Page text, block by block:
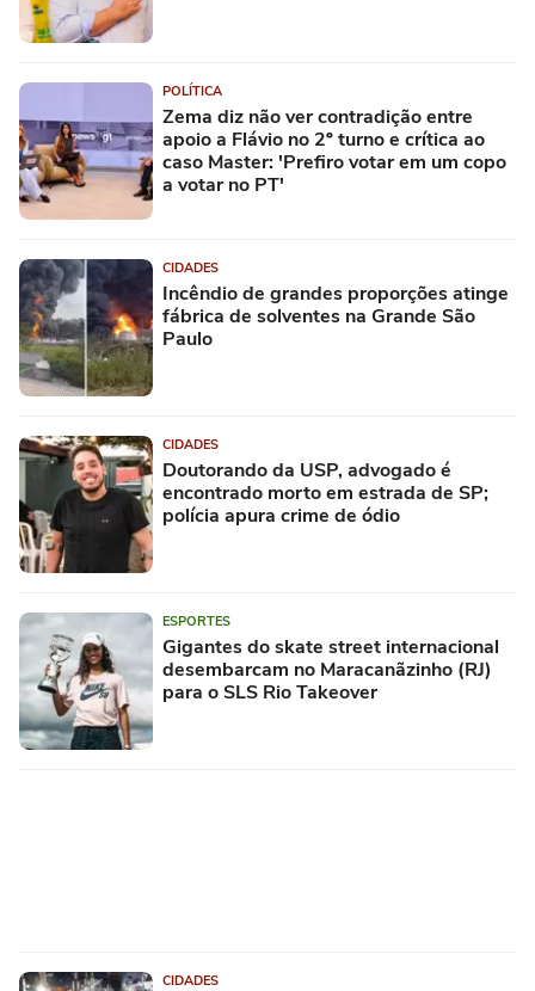
POLÍTICA
Zema diz não ver contradição entre
apoio a Flávio no 2º turno e crítica ao
caso Master: 'Prefiro votar em um copo
a votar no PT'
CIDADES
Incêndio de grandes proporções atinge
fábrica de solventes na Grande São
Paulo
CIDADES
Doutorando da USP, advogado é
encontrado morto em estrada de SP;
polícia apura crime de ódio
ESPORTES
Gigantes do skate street internacional
desembarcam no Maracanãzinho (RJ)
para o SLS Rio Takeover
CIDADES